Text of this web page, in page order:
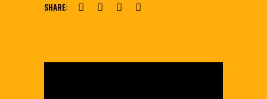
SHARE: